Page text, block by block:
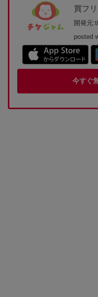
買フ
開発元:
posted
今すぐ